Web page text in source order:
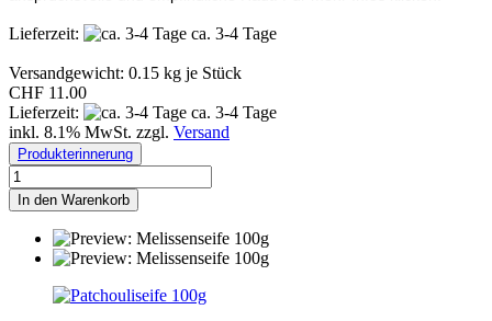
Lieferzeit: ca. 3-4 Tage
Versandgewicht: 0.15 kg je Stück
CHF 11.00
Lieferzeit:
ca. 3-4 Tage
inkl. 8.1% MwSt. zzgl. Versand
Produkterinnerung
In den Warenkorb